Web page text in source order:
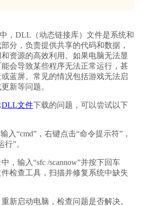
，DLL（动态链接库）文件是系统和
分，负责提供共享的代码和数据，
资源的高效利用。如果电脑无法显
能会导致某些程序无法正常运行，甚
蓝屏。常见的情况包括游戏无法启
新等问题。
DLL文件下载的问题，可以尝试以下
入“cmd”，右键点击“命令提示符”，
”。
，输入“sfc /scannow”并按下回车
检查工具，扫描并修复系统中缺失
新启动电脑，检查问题是否解决。